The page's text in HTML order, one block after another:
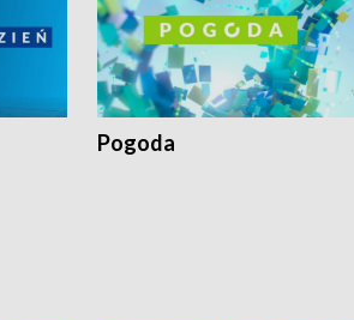
Pogoda